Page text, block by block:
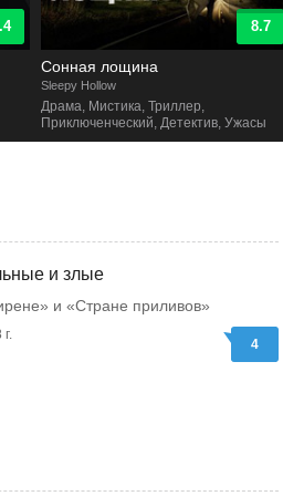
8.7
Сонная лощина
Sleepy Hollow
Драма, Мистика, Триллер,
Приключенческий, Детектив, Ужасы
и злые
и «Стране приливов»
4